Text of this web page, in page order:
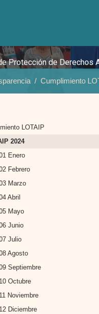
Protección de Derechos
Cumplimiento
LOTAIP
2024
Enero
Febrero
Marzo
Abril
Mayo
Junio
Julio
Agosto
Septiembre
10 Octubre
11 Noviembre
12 Diciembre